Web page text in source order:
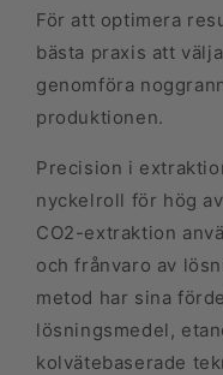
För att optimera
bästa praxis att
genomföra
produktionen.
Precision i
nyckelroll för hög
CO2-extraktion
och frånvaro av
metod har sina
lösningsmedel,
kolvätebaserade